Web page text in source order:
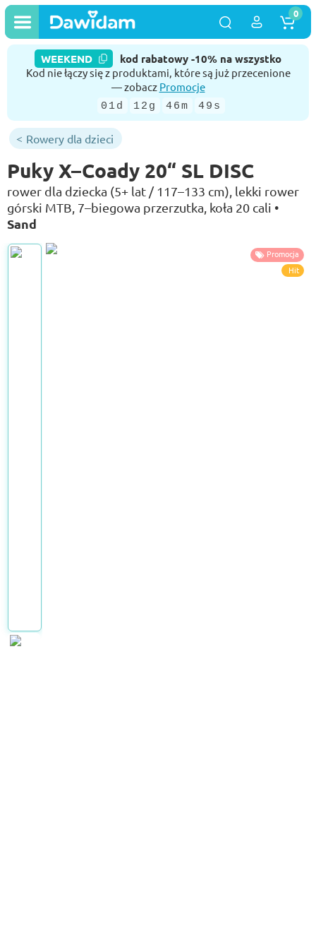
WEEKEND kod rabatowy -10% na wszystko
Kod nie łączy się z produktami, które są już przecenione
— zobacz Promocje
01d 12g 46m 49s
0
Rowery dla dzieci
Puky X–Coady 20“ SL DISC
rower dla dziecka (5+ lat / 117–133 cm), lekki rower
górski MTB, 7–biegowa przerzutka, koła 20 cali •
Sand
Promocja
Hit